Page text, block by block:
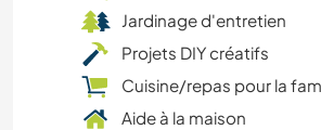
Jardinage d'entretien
Projets DIY créatifs
Cuisine/repas pour la
Aide à la maison